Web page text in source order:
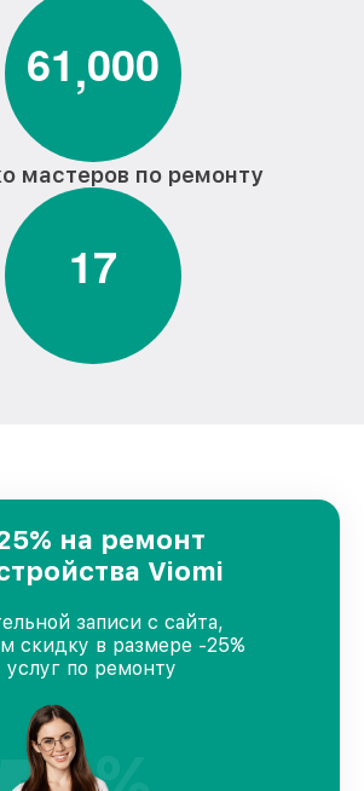
61,000
мастеров по ремонту
17
на ремонт
Viomi
записи с сайта,
скидку в размере -25%
услуг по ремонту